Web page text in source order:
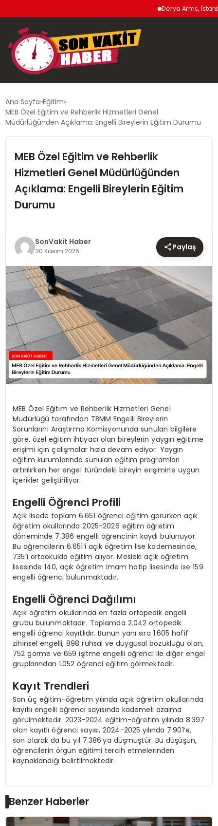
Derya Arms, İstanbul
SIYASET
EKONOMI
SPOR
YAŞAM
Ana Sayfa Eğitim
MEB Özel Eğitim ve Rehberlik Hizmetleri Genel
Müdürlüğünden Açıklama: Engelli Bireylerin Eğitim Durumu
MEB Özel Eğitim ve Rehberlik
Hizmetleri Genel Müdürlüğünden
Açıklama: Engelli Bireylerin Eğitim
Durumu
SonVakit Haber
30 Kasım 2025 Paylaş
MEB Özel Eğitim ve Rehberlik Hizmetleri Genel
Müdürlüğü tarafından TBMM Engelli Bireylerin
Sorunlarını Araştırma Komisyonunda sunulan bilgilere
göre, özel eğitim ihtiyacı olan bireylerin yaygın eğitime
erişimi için çalışmalar hızla devam ediyor. Yaygın
eğitim kurumlarında sunulan eğitim programları
artırılırken her engel türündeki bireyin erişimine uygun
içerikler geliştiriliyor.
Engelli Öğrenci Profili
Açık lisede toplam 6.651 öğrenci eğitim görürken açık
öğretim okullarında 2025-2026 eğitim öğretim
döneminde 7.386 engelli öğrencinin kaydı bulunuyor.
Bu öğrencilerin 6.651’i açık öğretim lise kademesinde,
735’i ortaokulda eğitim alıyor. Mesleki açık öğretim
lisesinde 140, açık öğretim imam hatip lisesinde ise 159
engelli öğrenci bulunmaktadır.
Engelli Öğrenci Dağılımı
Açık öğretim okullarında en fazla ortopedik engelli
grubu bulunmaktadır. Toplamda 2.042 ortopedik
engelli öğrenci kayıtlıdır. Bunun yanı sıra 1.605 hafif
zihinsel engelli, 898 ruhsal ve duygusal bozukluğu olan,
752 görme ve 659 işitme engelli öğrenci ile diğer engel
gruplarından 1.052 öğrenci eğitim görmektedir.
Kayıt Trendleri
Son üç eğitim-öğretim yılında açık öğretim okullarında
kayıtlı engelli öğrenci sayısında kademeli azalma
görülmektedir. 2023-2024 eğitim-öğretim yılında 8.397
olan kayıtlı öğrenci sayısı, 2024-2025 yılında 7.901’e,
son olarak da bu yıl 7.386’ya düşmüştür. Bu düşüşün,
öğrencilerin örgün eğitimi tercih etmelerinden
kaynaklandığı belirtilmektedir.
Benzer Haberler